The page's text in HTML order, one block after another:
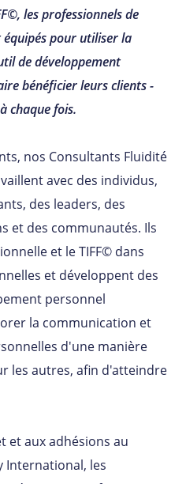
les professionnels de
pour utiliser la
de développement
bénéficier leurs clients -
chaque fois.
nos Consultants Fluidité
avec des individus,
des leaders, des
et des communautés. Ils
et le TIFF© dans
et développent des
personnel
la communication et
d'une manière
les autres, afin d'atteindre
et aux adhésions au
International, les